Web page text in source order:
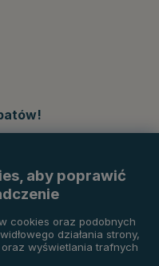
aby poprawić
cookies oraz podobnych
działania strony,
wyświetlania trafnych